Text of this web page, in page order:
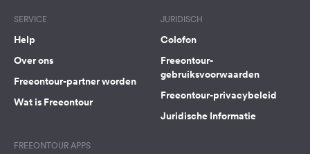
SERVICE
Help
Over ons
Freeontour-partner worden
Wat is Freeontour
JURIDISCH
Colofon
Freeontour-
gebruiksvoorwaarden
Freeontour-privacybeleid
Juridische Informatie
FREEONTOUR APPS